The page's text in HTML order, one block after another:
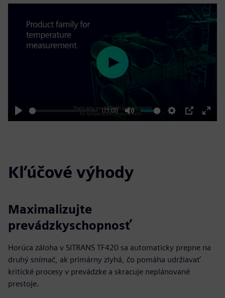
Play
03:08
Mute Settings
PIP
Enter
Play
Kľúčové výhody
Maximalizujte
prevádzkyschopnosť
Horúca záloha v SITRANS TF420 sa automaticky prepne na
druhý snímač, ak primárny zlyhá, čo pomáha udržiavať
kritické procesy v prevádzke a skracuje neplánované
prestoje.